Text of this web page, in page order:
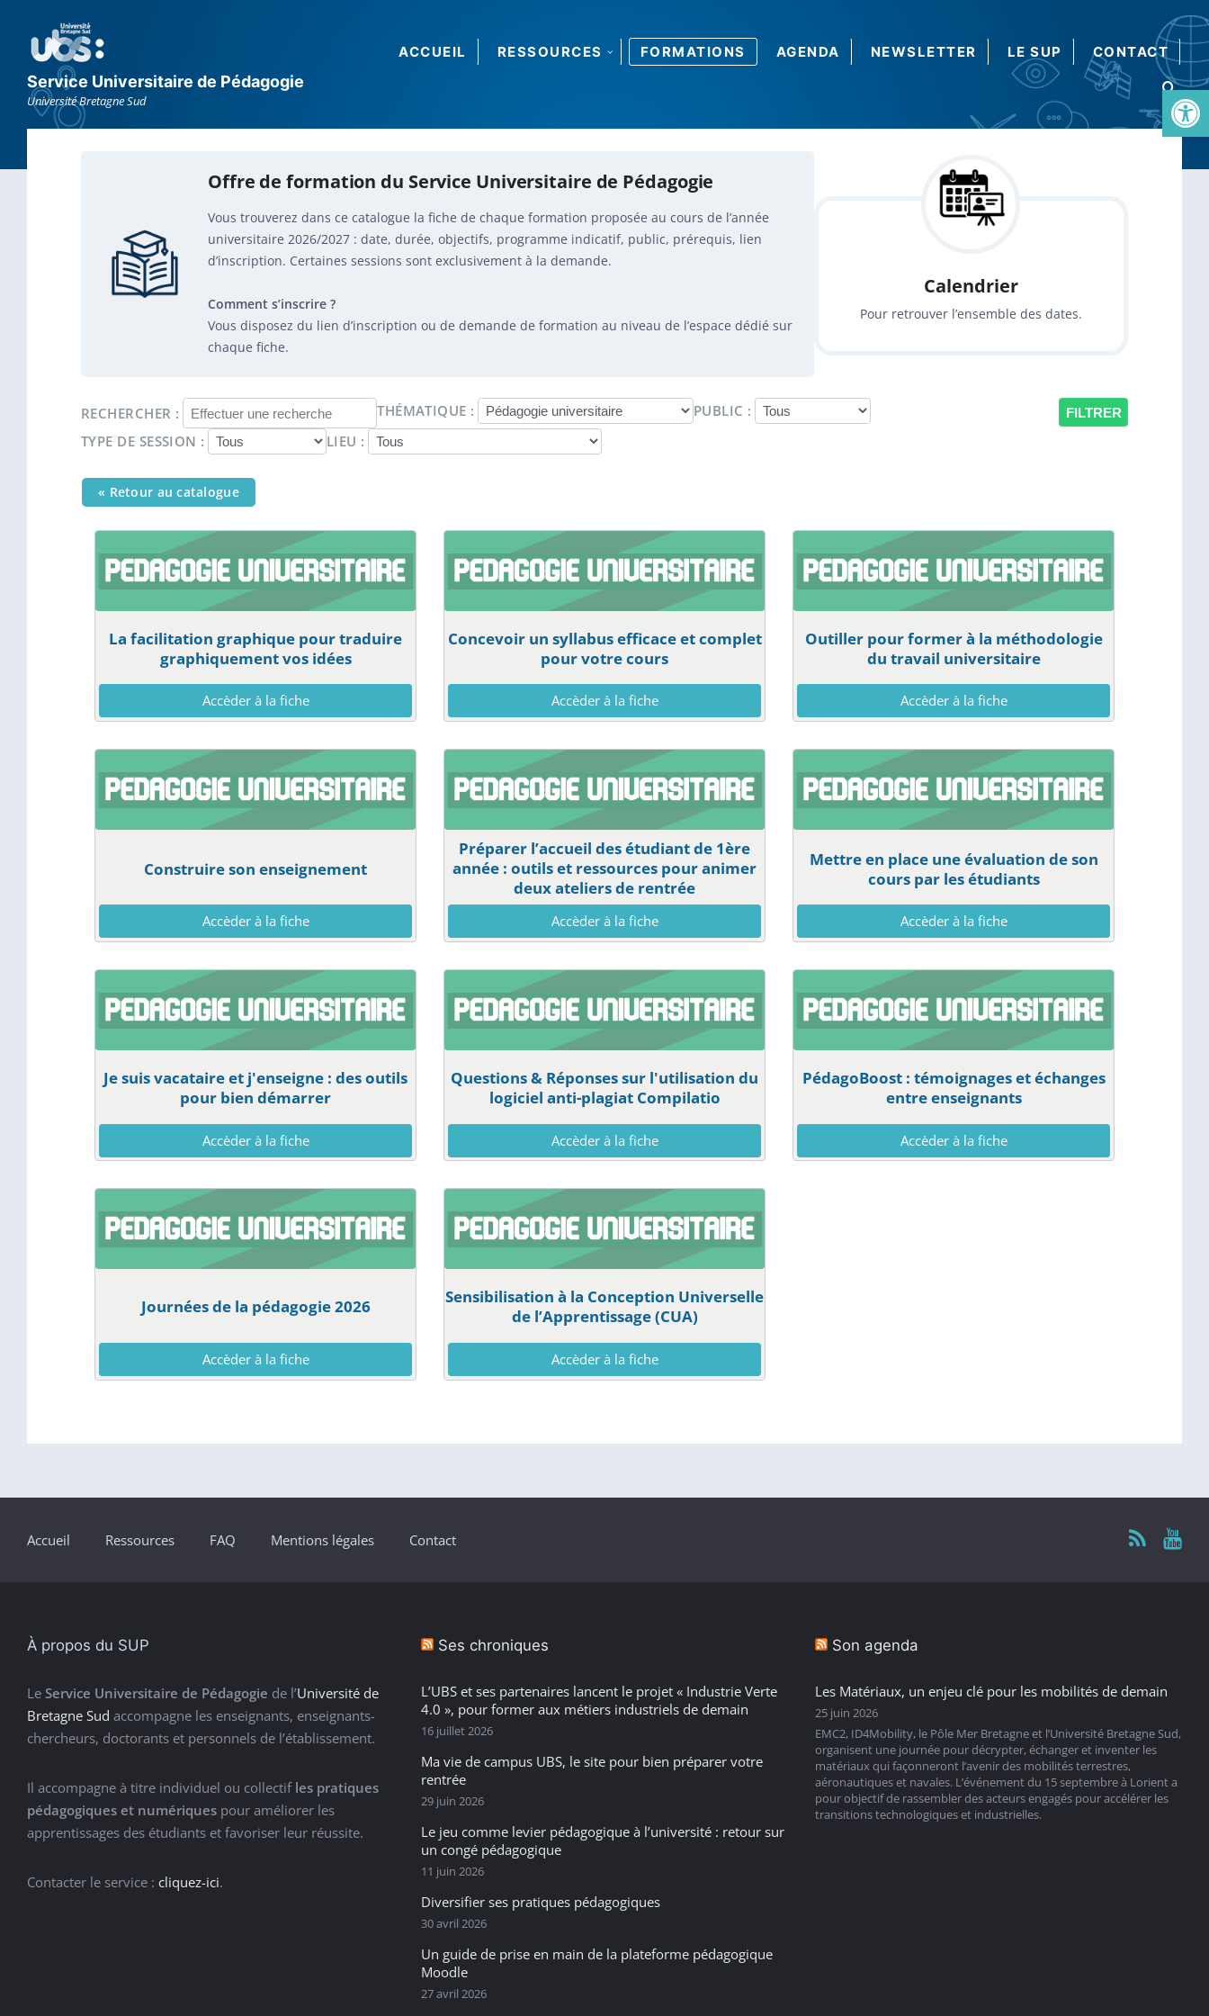
Ouvrir la barre d’outils
contenu
navigation
principale
footer
Service Universitaire de Pédagogie
Université Bretagne Sud
ACCUEIL RESSOURCES FORMATIONS AGENDA NEWSLETTER LE SUP CONTACT
Offre de formation du Service Universitaire de Pédagogie
Vous trouverez dans ce catalogue la fiche de chaque formation proposée au cours de l’année
universitaire 2026/2027 : date, durée, objectifs, programme indicatif, public, prérequis, lien
d’inscription. Certaines sessions sont exclusivement à la demande.
Comment s’inscrire ?
Vous disposez du lien d’inscription ou de demande de formation au niveau de l’espace dédié sur
chaque fiche.
Calendrier
Pour retrouver l’ensemble des dates.
RECHERCHER : THÉMATIQUE :
PUBLIC :
TYPE DE SESSION :
LIEU :
« Retour au catalogue
La facilitation graphique pour traduire
graphiquement vos idées
Accèder à la fiche
Concevoir un syllabus efficace et complet
pour votre cours
Accèder à la fiche
Outiller pour former à la méthodologie
du travail universitaire
Accèder à la fiche
Construire son enseignement
Accèder à la fiche
Préparer l’accueil des étudiant de 1ère
année : outils et ressources pour animer
deux ateliers de rentrée
Accèder à la fiche
Mettre en place une évaluation de son
cours par les étudiants
Accèder à la fiche
Je suis vacataire et j'enseigne : des outils
pour bien démarrer
Accèder à la fiche
Questions & Réponses sur l'utilisation du
logiciel anti-plagiat Compilatio
Accèder à la fiche
PédagoBoost : témoignages et échanges
entre enseignants
Accèder à la fiche
Journées de la pédagogie 2026
Accèder à la fiche
Sensibilisation à la Conception Universelle
de l’Apprentissage (CUA)
Accèder à la fiche
Accueil Ressources FAQ Mentions légales Contact
À propos du SUP
Le Service Universitaire de Pédagogie de l’Université de
Bretagne Sud accompagne les enseignants, enseignants-
chercheurs, doctorants et personnels de l’établissement.
Il accompagne à titre individuel ou collectif les pratiques
pédagogiques et numériques pour améliorer les
apprentissages des étudiants et favoriser leur réussite.
Contacter le service : cliquez-ici.
Ses chroniques
L’UBS et ses partenaires lancent le projet « Industrie Verte
4.0 », pour former aux métiers industriels de demain
16 juillet 2026
Ma vie de campus UBS, le site pour bien préparer votre
rentrée
29 juin 2026
Le jeu comme levier pédagogique à l’université : retour sur
un congé pédagogique
11 juin 2026
Diversifier ses pratiques pédagogiques
30 avril 2026
Un guide de prise en main de la plateforme pédagogique
Moodle
27 avril 2026
Son agenda
Les Matériaux, un enjeu clé pour les mobilités de demain
25 juin 2026
EMC2, ID4Mobility, le Pôle Mer Bretagne et l’Université Bretagne Sud,
organisent une journée pour décrypter, échanger et inventer les
matériaux qui façonneront l’avenir des mobilités terrestres,
aéronautiques et navales. L’événement du 15 septembre à Lorient a
pour objectif de rassembler des acteurs engagés pour accélérer les
transitions technologiques et industrielles.